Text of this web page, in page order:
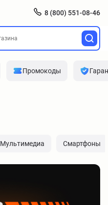
8 (800) 551-08-46
Промокоды
Мультимедиа Смартфоны